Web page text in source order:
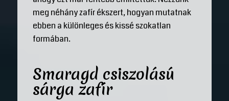
meg néhány zafír ékszert, hogyan mutatnak
ebben a különleges és kissé szokatlan
formában.
Smaragd csiszolású
sárga zafír